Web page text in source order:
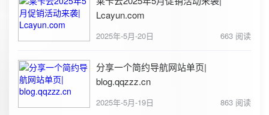
Lcayun.com
2025年-5月-20日 663 阅读
分享一个简约导航网站单页|
blog.qqzzz.cn
2025年-5月-19日 863 阅读